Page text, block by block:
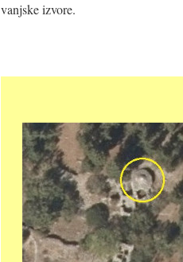
vanjske izvore.